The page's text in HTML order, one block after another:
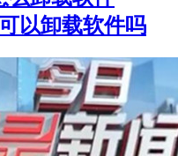
以卸载软件吗